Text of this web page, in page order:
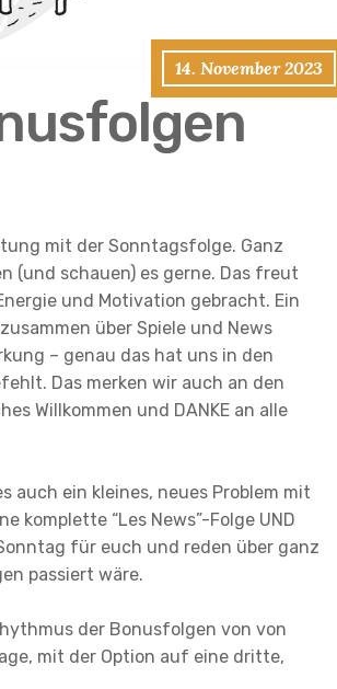
14. November 2023
mit der Sonntagsfolge. Ganz
(und schauen) es gerne. Das freut
und Motivation gebracht. Ein
über Spiele und News
– genau das hat uns in den
Das merken wir auch an den
Willkommen und DANKE an alle
auch ein kleines, neues Problem mit
komplette “Les News”-Folge UND
für euch und reden über ganz
passiert wäre.
der Bonusfolgen von von
mit der Option auf eine dritte,